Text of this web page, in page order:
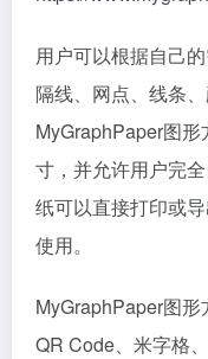
用户可以根据自己
隔线、网点、线条
MyGraphPaper图
寸，并允许用户完
纸可以直接打印或
使用。
MyGraphPaper图
QR Code、米字格